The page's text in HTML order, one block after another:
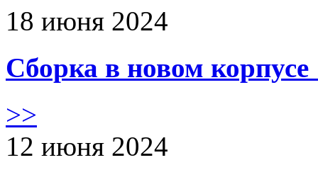
18 июня 2024
Сборка в новом
>>
12 июня 2024